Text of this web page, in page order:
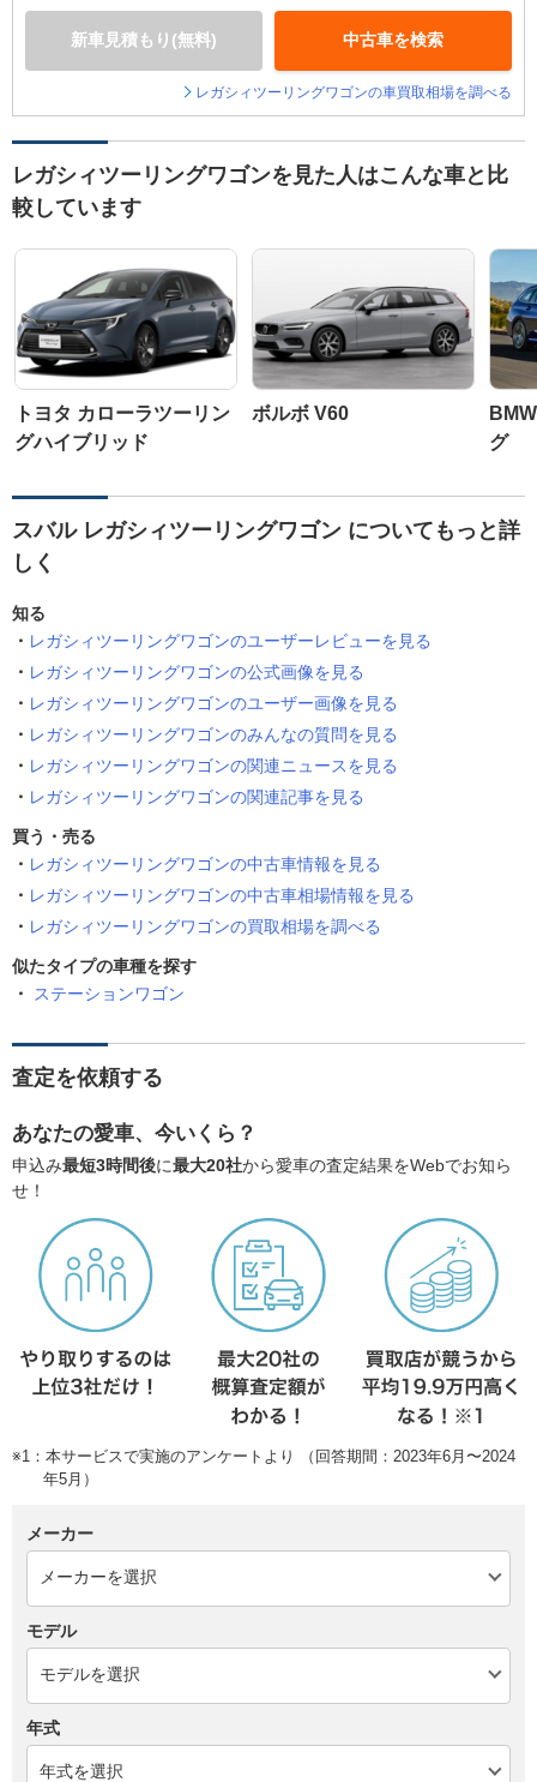
新車見積もり(無料) 中古車を検索
レガシィツーリングワゴンの車買取相場を調べる
レガシィツーリングワゴンを見た人はこんな車と比
較しています
トヨタ カローラツーリン
グハイブリッド
ボルボ V60
グ
スバル レガシィツーリングワゴン についてもっと詳
しく
知る
レガシィツーリングワゴンのユーザーレビューを見る
レガシィツーリングワゴンの公式画像を見る
レガシィツーリングワゴンのユーザー画像を見る
レガシィツーリングワゴンのみんなの質問を見る
レガシィツーリングワゴンの関連ニュースを見る
レガシィツーリングワゴンの関連記事を見る
買う・売る
レガシィツーリングワゴンの中古車情報を見る
レガシィツーリングワゴンの中古車相場情報を見る
レガシィツーリングワゴンの買取相場を調べる
似たタイプの車種を探す
ステーションワゴン
査定を依頼する
あなたの愛車、今いくら？
申込み最短3時間後に最大20社から愛車の査定結果をWebでお知ら
せ！
※1：本サービスで実施のアンケートより （回答期間：2023年6月〜2024
年5月）
メーカー
モデル
年式